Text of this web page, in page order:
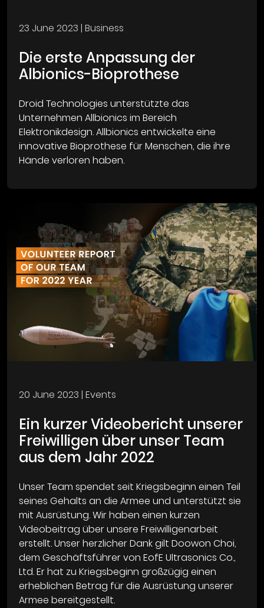
23 June 2023 | Business
Die erste Anpassung der
Albionics-Bioprothese
Droid Technologies unterstützte das
Unternehmen Allbionics im Bereich
Elektronikdesign. Allbionics entwickelte eine
innovative Bioprothese für Menschen, die ihre
Hände verloren haben.
20 June 2023 | Events
Ein kurzer Videobericht unserer
Freiwilligen über unser Team
aus dem Jahr 2022
Unser Team spendet seit Kriegsbeginn einen Teil
seines Gehalts an die Armee und unterstützt sie
mit Ausrüstung. Wir haben einen kurzen
Videobeitrag über unsere Freiwilligenarbeit
erstellt. Unser herzlicher Dank gilt Doowon Choi,
dem Geschäftsführer von EofE Ultrasonics Co.,
Ltd. Er hat zu Kriegsbeginn großzügig einen
erheblichen Betrag für die Ausrüstung unserer
Armee bereitgestellt.